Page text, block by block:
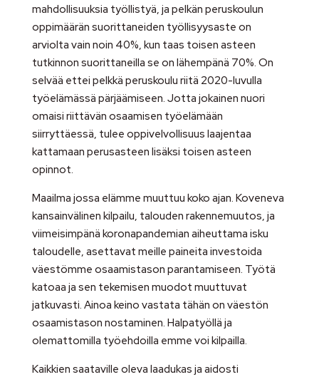
mahdollisuuksia työllistyä, ja pelkän peruskoulun
oppimäärän suorittaneiden työllisyysaste on
arviolta vain noin 40%, kun taas toisen asteen
tutkinnon suorittaneilla se on lähempänä 70%. On
selvää ettei pelkkä peruskoulu riitä 2020-luvulla
työelämässä pärjäämiseen. Jotta jokainen nuori
omaisi riittävän osaamisen työelämään
siirryttäessä, tulee oppivelvollisuus laajentaa
kattamaan perusasteen lisäksi toisen asteen
opinnot.
Maailma jossa elämme muuttuu koko ajan. Koveneva
kansainvälinen kilpailu, talouden rakennemuutos, ja
viimeisimpänä koronapandemian aiheuttama isku
taloudelle, asettavat meille paineita investoida
väestömme osaamistason parantamiseen. Työtä
katoaa ja sen tekemisen muodot muuttuvat
jatkuvasti. Ainoa keino vastata tähän on väestön
osaamistason nostaminen. Halpatyöllä ja
olemattomilla työehdoilla emme voi kilpailla.
Kaikkien saataville oleva laadukas ja aidosti